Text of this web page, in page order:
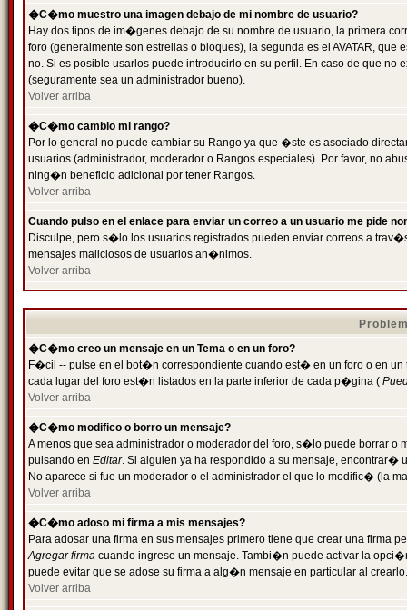
�C�mo muestro una imagen debajo de mi nombre de usuario?
Hay dos tipos de im�genes debajo de su nombre de usuario, la primera
foro (generalmente son estrellas o bloques), la segunda es el AVATAR,
no. Si es posible usarlos puede introducirlo en su perfil. En caso de que
(seguramente sea un administrador bueno).
Volver arriba
�C�mo cambio mi rango?
Por lo general no puede cambiar su Rango ya que �ste es asociado
usuarios (administrador, moderador o Rangos especiales). Por favor, no
ning�n beneficio adicional por tener Rangos.
Volver arriba
Cuando pulso en el enlace para enviar un correo a un usuario me pide
Disculpe, pero s�lo los usuarios registrados pueden enviar correos a
mensajes maliciosos de usuarios an�nimos.
Volver arriba
�C�mo creo un mensaje en un Tema o en un foro?
F�cil -- pulse en el bot�n correspondiente cuando est� en un foro o en
cada lugar del foro est�n listados en la parte inferior de cada p�gina (
Volver arriba
�C�mo modifico o borro un mensaje?
A menos que sea administrador o moderador del foro, s�lo puede borrar o
pulsando en Editar. Si alguien ya ha respondido a su mensaje, encontrar�
No aparece si fue un moderador o el administrador el que lo modific� (la
Volver arriba
�C�mo adoso mi firma a mis mensajes?
Para adosar una firma en sus mensajes primero tiene que crear una firma
Agregar firma cuando ingrese un mensaje. Tambi�n puede activar la
puede evitar que se adose su firma a alg�n mensaje en particular al crearlo.
Volver arriba